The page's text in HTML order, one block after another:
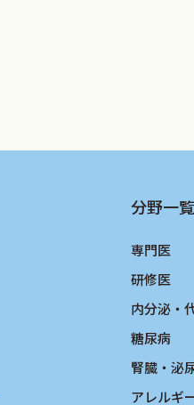
載がないもの/２．検査
た胃内視鏡検査結果の記
規格単位，服用時点も記載
療方針の記載6
分野一覧
専門医
研修医
内分泌・
糖尿病
腎臓・泌
アレルギ